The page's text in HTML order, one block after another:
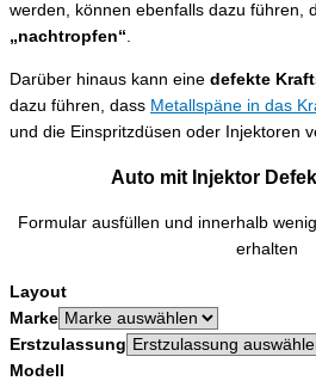
werden, können ebenfalls dazu führen,
„nachtropfen“.
Darüber hinaus kann eine defekte
dazu führen, dass Metallspäne in das
und die Einspritzdüsen oder Injektoren
Auto mit Injektor
Formular ausfüllen und innerhalb
erhalten
Layout
Marke
Erstzulassung
Modell